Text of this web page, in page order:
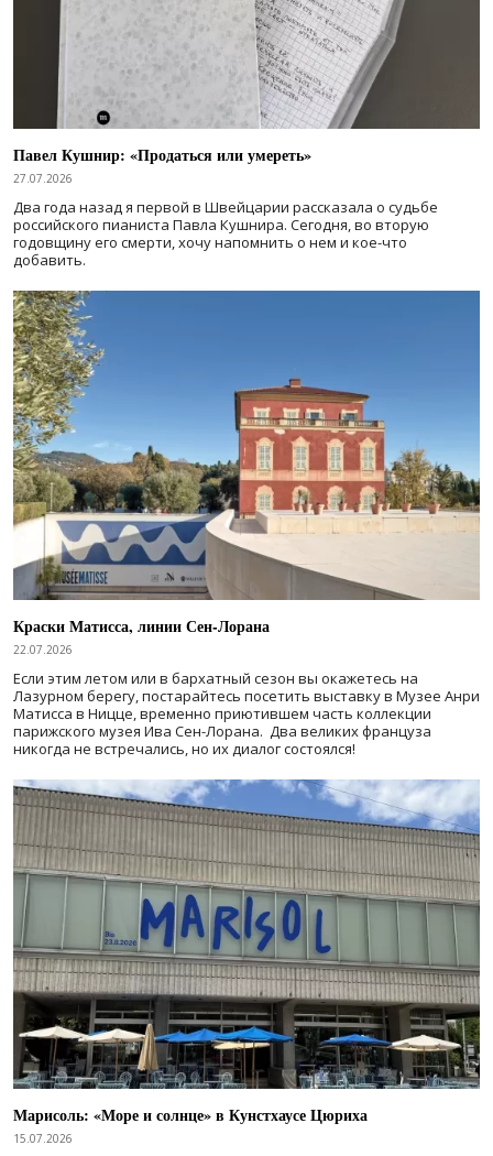
Павел Кушнир: «Продаться или умереть»
27.07.2026
Два года назад я первой в Швейцарии рассказала о судьбе
российского пианиста Павла Кушнира. Сегодня, во вторую
годовщину его смерти, хочу напомнить о нем и кое-что
добавить.
Краски Матисса, линии Сен-Лорана
22.07.2026
Если этим летом или в бархатный сезон вы окажетесь на
Лазурном берегу, постарайтесь посетить выставку в Музее Анри
Матисса в Ницце, временно приютившем часть коллекции
парижского музея Ива Сен-Лорана. Два великих француза
никогда не встречались, но их диалог состоялся!
Марисоль: «Море и солнце» в Кунстхаусе Цюриха
15.07.2026